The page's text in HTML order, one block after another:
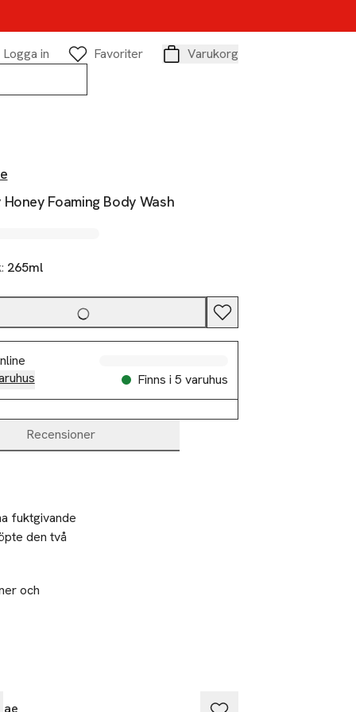
Logga in
Favoriter
Varukorg
Honey Foaming Body Wash
265ml
Finns i 5 varuhus
Recensioner
fuktgivande
den två
och